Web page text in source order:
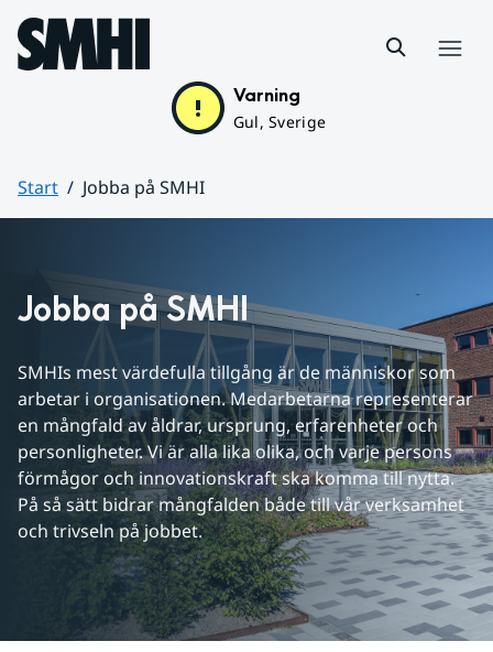
Hoppa till sidans innehåll
Varning
Gul, Sverige
Start
Jobba på SMHI
Jobba på SMHI
SMHIs mest värdefulla tillgång är de människor som
arbetar i organisationen. Medarbetarna representerar
en mångfald av åldrar, ursprung, erfarenheter och
personligheter. Vi är alla lika olika, och varje persons
förmågor och innovationskraft ska komma till nytta.
På så sätt bidrar mångfalden både till vår verksamhet
och trivseln på jobbet.